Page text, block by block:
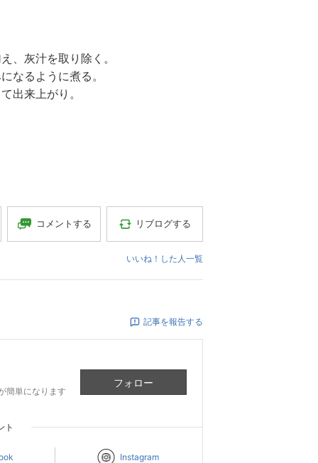
、灰汁を取り除く。
なるように煮る。
出来上がり。
コメントする リブログする
いいね！した人一覧
記事を報告する
簡単になります
フォロー
ト
Instagram